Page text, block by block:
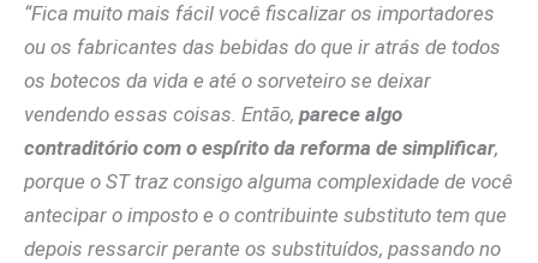
“Fica muito mais fácil você fiscalizar os importadores
ou os fabricantes das bebidas do que ir atrás de todos
os botecos da vida e até o sorveteiro se deixar
vendendo essas coisas. Então, parece algo
contraditório com o espírito da reforma de simplificar,
porque o ST traz consigo alguma complexidade de você
antecipar o imposto e o contribuinte substituto tem que
depois ressarcir perante os substituídos, passando no